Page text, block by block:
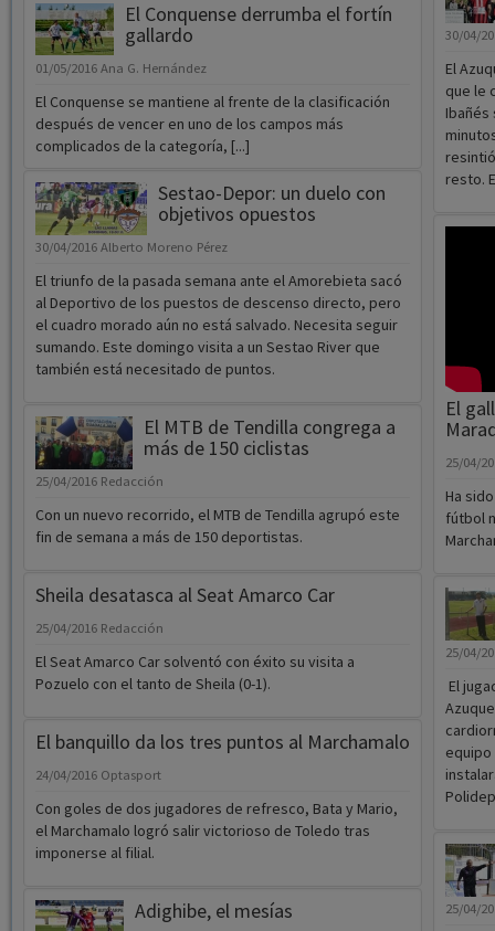
El Conquense derrumba el fortín
gallardo
01/05/2016 Ana G. Hernández
El Conquense se mantiene al frente de la clasificación
después de vencer en uno de los campos más
complicados de la categoría, [...]
Sestao-Depor: un duelo con
objetivos opuestos
30/04/2016 Alberto Moreno Pérez
El triunfo de la pasada semana ante el Amorebieta sacó
al Deportivo de los puestos de descenso directo, pero
el cuadro morado aún no está salvado. Necesita seguir
sumando. Este domingo visita a un Sestao River que
también está necesitado de puntos.
El MTB de Tendilla congrega a
más de 150 ciclistas
25/04/2016 Redacción
Con un nuevo recorrido, el MTB de Tendilla agrupó este
fin de semana a más de 150 deportistas.
Sheila desatasca al Seat Amarco Car
25/04/2016 Redacción
El Seat Amarco Car solventó con éxito su visita a
Pozuelo con el tanto de Sheila (0-1).
El banquillo da los tres puntos al Marchamalo
24/04/2016 Optasport
Con goles de dos jugadores de refresco, Bata y Mario,
el Marchamalo logró salir victorioso de Toledo tras
imponerse al filial.
Adighibe, el mesías
30/04/
El
que le
resto.
El
25/04/
Ha
fútbol
25/04/
El
equipo
25/04/